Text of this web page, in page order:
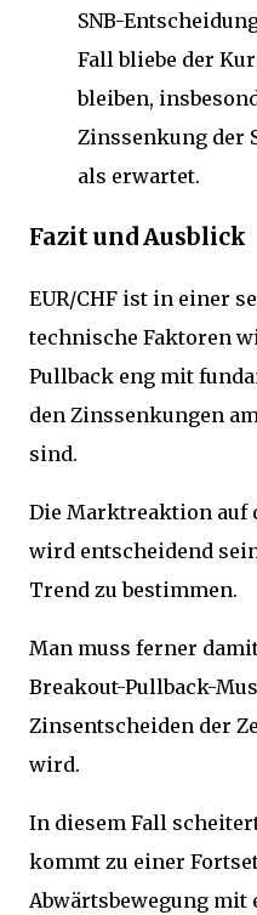
SNB-
Fall bliebe der
bleiben,
Zinssenkung der
als erwartet.
Fazit und Ausblick
EUR/CHF ist in einer
technische Faktoren
Pullback eng mit
den Zinssenkungen
sind.
Die Marktreaktion auf
wird entscheidend
Trend zu bestimmen.
Man muss ferner
Breakout-Pullback-
Zinsentscheiden der
wird.
In diesem Fall
kommt zu einer
Abwärtsbewegung mit